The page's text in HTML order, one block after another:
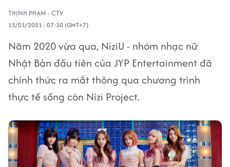
THỊNH PHẠM - CTV
15/01/2021 - 07:30 (GMT+7)
Năm 2020 vừa qua, NiziU - nhóm nhạc nữ
Nhật Bản đầu tiên của JYP Entertainment đã
chính thức ra mắt thông qua chương trình
thực tế sống còn Nizi Project.